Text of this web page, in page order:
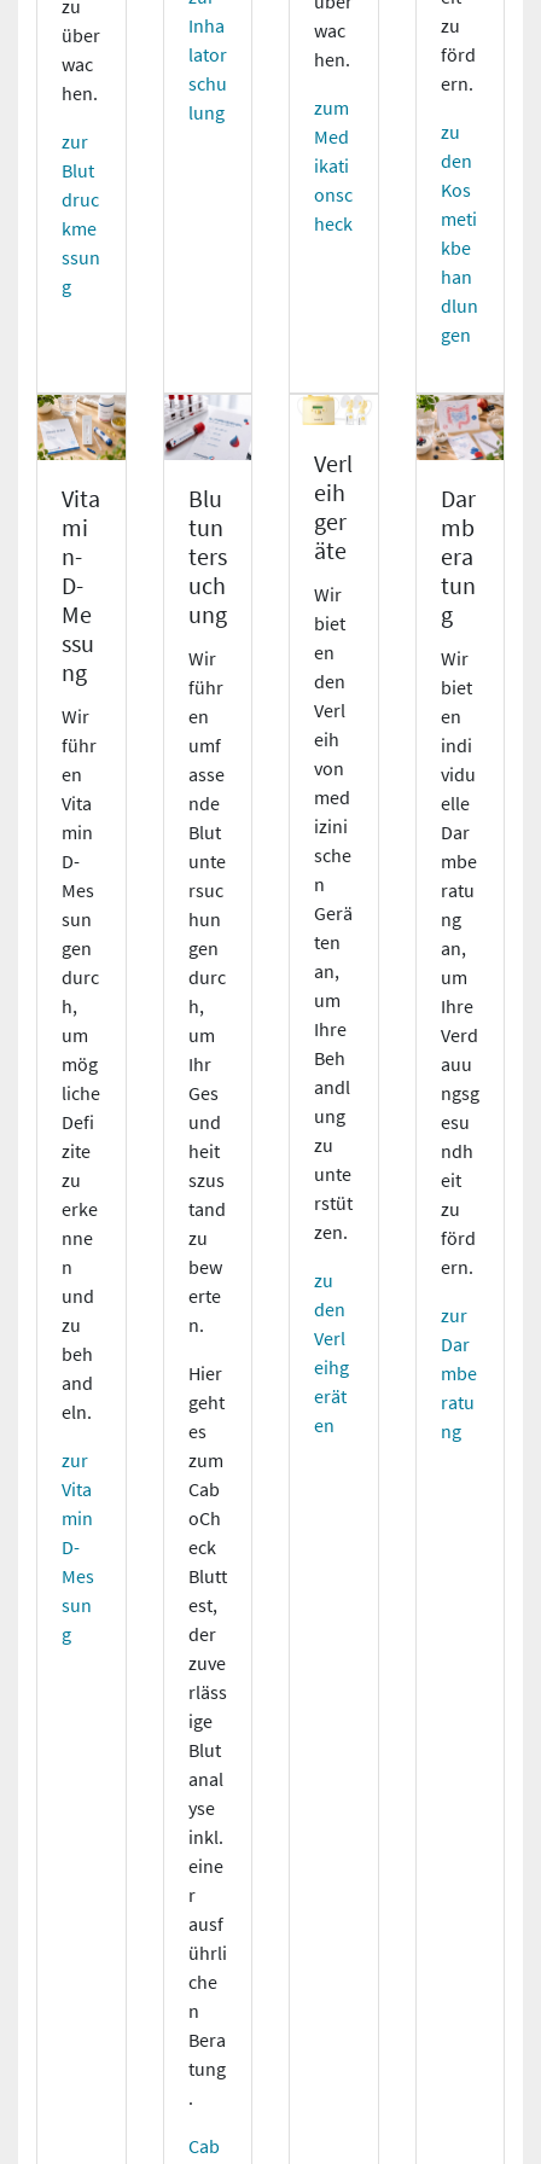
zu
über
wac
hen.
zur
Blut
druc
kme
ssun
g
Inha
lator
schu
lung
wac
hen.
zum
Med
ikati
onsc
heck
zu
förd
ern.
zu
den
Kos
meti
kbe
han
dlun
gen
Vita
mi
n-
D-
Me
ssu
ng
Wir
führ
en
Vita
min
D-
Mes
sun
gen
durc
h,
um
mög
liche
Defi
zite
zu
erke
nne
n
und
zu
beh
and
eln.
zur
Vita
min
D-
Mes
sun
g
Blu
tun
ters
uch
ung
Wir
führ
en
umf
asse
nde
Blut
unte
rsuc
hun
gen
durc
h,
um
Ihr
Ges
und
heit
szus
tand
zu
bew
erte
n.
Hier
geht
es
zum
Cab
oCh
eck
Blutt
est,
der
zuve
rläss
ige
Blut
anal
yse
inkl.
eine
r
ausf
ührli
che
n
Bera
tung
.
Cab
Verl
eih
ger
äte
Wir
biet
en
den
Verl
eih
von
med
izini
sche
n
Gerä
ten
an,
um
Ihre
Beh
andl
ung
zu
unte
rstüt
zen.
zu
den
Verl
eihg
erät
en
Dar
mb
era
tun
g
Wir
biet
en
indi
vidu
elle
Dar
mbe
ratu
ng
an,
um
Ihre
Verd
auu
ngsg
esu
ndh
eit
zu
förd
ern.
zur
Dar
mbe
ratu
ng